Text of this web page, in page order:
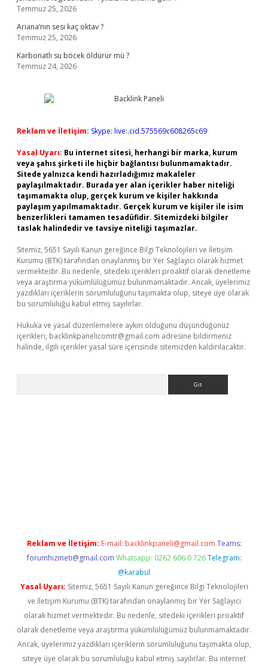
Temmuz 25, 2026
Ariana’nın sesi kaç oktav ?
Temmuz 25, 2026
Karbonatlı su böcek öldürür mü ?
Temmuz 24, 2026
Reklam ve İletişim: Skype: live:.cid.575569c608265c69
Yasal Uyarı: Bu internet sitesi, herhangi bir marka, kurum
veya şahıs şirketi ile hiçbir bağlantısı bulunmamaktadır.
Sitede yalnızca kendi hazırladığımız makaleler
paylaşılmaktadır. Burada yer alan içerikler haber niteliği
taşımamakta olup, gerçek kurum ve kişiler hakkında
paylaşım yapılmamaktadır. Gerçek kurum ve kişiler ile isim
benzerlikleri tamamen tesadüfidir. Sitemizdeki bilgiler
taslak halindedir ve tavsiye niteliği taşımazlar.
Sitemiz, 5651 Sayılı Kanun gereğince Bilgi Teknolojileri ve İletişim
Kurumu (BTK) tarafından onaylanmış bir Yer Sağlayıcı olarak hizmet
vermektedir. Bu nedenle, sitedeki içerikleri proaktif olarak denetleme
veya araştırma yükümlülüğümüz bulunmamaktadır. Ancak, üyelerimiz
yazdıkları içeriklerin sorumluluğunu taşımakta olup, siteye üye olarak
bu sorumluluğu kabul etmiş sayılırlar.
Hukuka ve yasal düzenlemelere aykırı olduğunu düşündüğünüz
içerikleri, backlinkpanelicomtr@gmail.com adresine bildirmeniz
halinde, ilgili içerikler yasal süre içerisinde sitemizden kaldırılacaktır.
Reklam ve İletişim: E-mail: backlinkpaneli@gmail.com Teams:
forumhizmeti@gmail.com Whatsapp: 0262 606 0 726 Telegram:
@karabul
Yasal Uyarı: Sitemiz, 5651 Sayılı Kanun gereğince Bilgi Teknolojileri
ve İletişim Kurumu (BTK) tarafından onaylanmış bir Yer Sağlayıcı
olarak hizmet vermektedir. Bu nedenle, sitedeki içerikleri proaktif
olarak denetleme veya araştırma yükümlülüğümüz bulunmamaktadır.
Ancak, üyelerimiz yazdıkları içeriklerin sorumluluğunu taşımakta olup,
siteye üye olarak bu sorumluluğu kabul etmiş sayılırlar. Bu internet